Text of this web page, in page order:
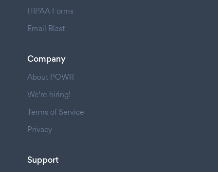
HIPAA Forms
Email Blast
Company
About POWR
We're hiring!
Terms of Service
Privacy
Support